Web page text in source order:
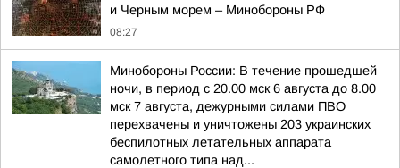
и Черным морем – Минобороны РФ
08:27
Минобороны России: В течение прошедшей
ночи, в период с 20.00 мск 6 августа до 8.00
мск 7 августа, дежурными силами ПВО
перехвачены и уничтожены 203 украинских
беспилотных летательных аппарата
самолетного типа над...